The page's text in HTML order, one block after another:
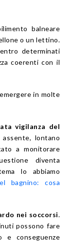
balneare
o un lettino.
determinati
coerenti con il
in molte
vigilanza del
lontano
a monitorare
diventa
lo abbiamo
bagnino: cosa
nei soccorsi.
possono fare
e conseguenze